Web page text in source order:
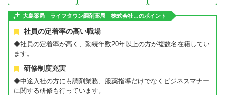
大島薬局 ライフタウン調剤薬局 株式会社…のポイント
社員の定着率の高い職場
◆社員の定着率が高く、勤続年数20年以上の方が複数名在籍してい
ます。
研修制度充実
◆中途入社の方にも調剤業務、服薬指導だけでなくビジネスマナー
に関する研修も行っています。